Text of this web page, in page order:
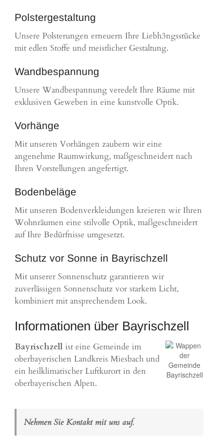
Polstergestaltung
Unsere Polsterungen erneuern Ihre Liebh3ngsstücke
mit edlen Stoffe und meistlicher Gestaltung.
Wandbespannung
Unsere Wandbespannung veredelt Ihre Räume mit
exklusiven Geweben in eine kunstvolle Optik.
Vorhänge
Mit unseren Vorhängen zaubern wir eine
angenehme Raumwirkung, maßgeschneidert nach
Ihren Vorstellungen angefertigt.
Bodenbeläge
Mit unseren Bodenverkleidungen kreieren wir Ihren
Wohnräumen eine stilvolle Optik, maßgeschneidert
auf Ihre Bedürfnisse umgesetzt.
Schutz vor Sonne in Bayrischzell
Mit unserer Sonnenschutz garantieren wir
zuverlässigen Sonnenschutz vor starkem Licht,
kombiniert mit ansprechendem Look.
Informationen über Bayrischzell
Bayrischzell ist eine Gemeinde im
oberbayerischen Landkreis Miesbach und
ein heilklimatischer Luftkurort in den
oberbayerischen Alpen.
Nehmen Sie Kontakt mit uns auf.